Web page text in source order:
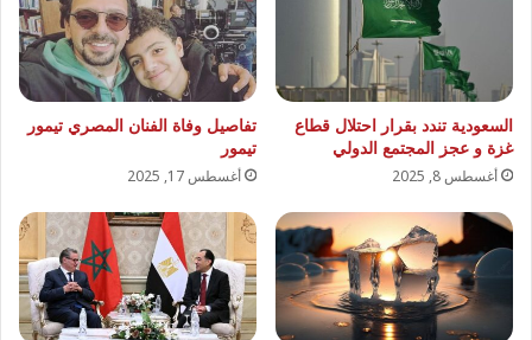
السعودية تندد بقرار احتلال قطاع
غزة و عجز المجتمع الدولي
أغسطس 8, 2025
تفاصيل وفاة الفنان المصري تيمور
تيمور
أغسطس 17, 2025